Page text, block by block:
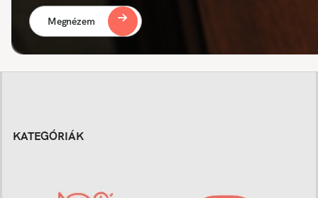
Megnézem
KATEGÓRIÁK